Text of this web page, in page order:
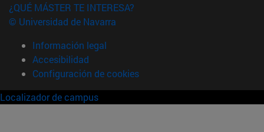
¿QUÉ MÁSTER TE INTERESA?
© Universidad de Navarra
Información legal
Accesibilidad
Configuración de cookies
Localizador de campus